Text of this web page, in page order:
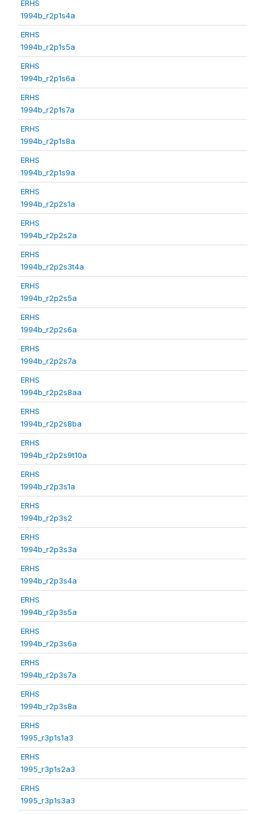
ERHS
1994b_r2p1s4a
ERHS
1994b_r2p1s5a
ERHS
1994b_r2p1s6a
ERHS
1994b_r2p1s7a
ERHS
1994b_r2p1s8a
ERHS
1994b_r2p1s9a
ERHS
1994b_r2p2s1a
ERHS
1994b_r2p2s2a
ERHS
1994b_r2p2s3t4a
ERHS
1994b_r2p2s5a
ERHS
1994b_r2p2s6a
ERHS
1994b_r2p2s7a
ERHS
1994b_r2p2s8aa
ERHS
1994b_r2p2s8ba
ERHS
1994b_r2p2s9t10a
ERHS
1994b_r2p3s1a
ERHS
1994b_r2p3s2
ERHS
1994b_r2p3s3a
ERHS
1994b_r2p3s4a
ERHS
1994b_r2p3s5a
ERHS
1994b_r2p3s6a
ERHS
1994b_r2p3s7a
ERHS
1994b_r2p3s8a
ERHS
1995_r3p1s1a3
ERHS
1995_r3p1s2a3
ERHS
1995_r3p1s3a3